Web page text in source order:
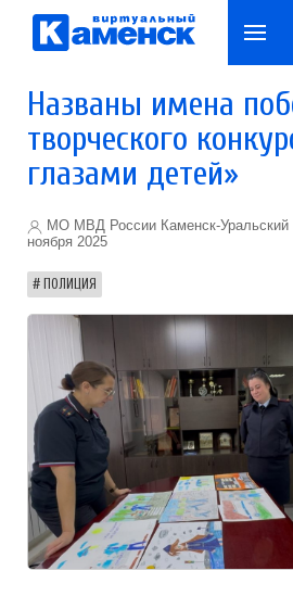
Названы имена
творческого
глазами детей»
МО МВД России Каменск-Уральский
ноября 2025
ПОЛИЦИЯ